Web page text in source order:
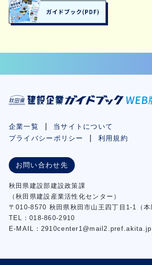
企業一覧
当サイトについて
プライバシーポリシー
利用規約
お問い合わせ先
秋⽥県建設部建設政策課
（秋⽥県建設産業活性化センター）
〒010-8570 秋田県秋田市⼭王四丁⽬1-1（本
TEL：018-860-2910
E-MAIL：2910center1@mail2.pref.akita.jp